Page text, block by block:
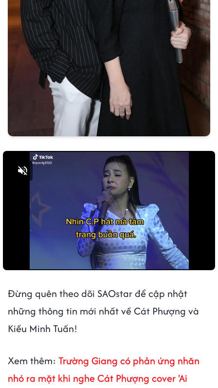
Đừng quên theo dõi SAOstar để cập nhật
những thông tin mới nhất về Cát Phượng và
Kiều Minh Tuấn!
Xem thêm: Trường Giang có phản ứng nhăn
nhó ra mặt khi nghe Cát Phượng cover 'Ai